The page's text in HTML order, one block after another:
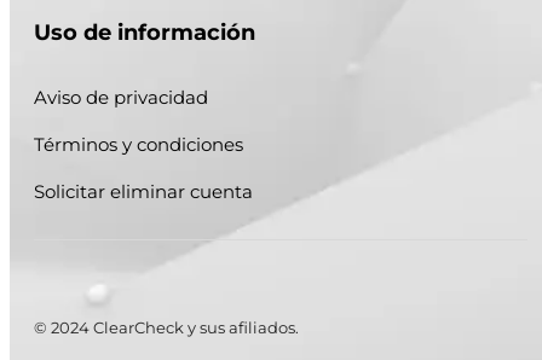
Uso de información
Aviso de privacidad
Términos y condiciones
Solicitar eliminar cuenta
© 2024 ClearCheck y sus afiliados.